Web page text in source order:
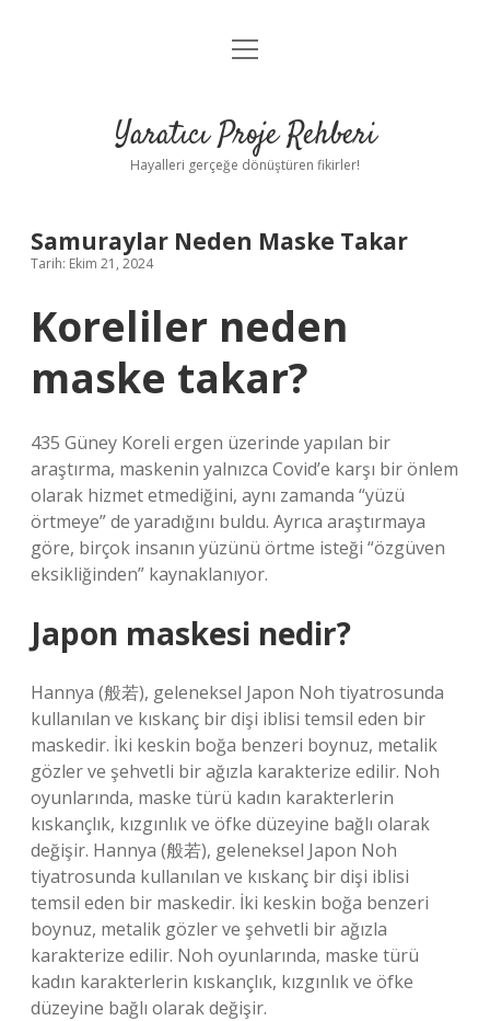
Anasayfa
Yasal Uyarı
menüyü
Yaratıcı Proje Rehberi
Hayalleri gerçeğe dönüştüren fikirler!
Samuraylar Neden Maske Takar
Tarih: Ekim 21, 2024
Koreliler neden
maske takar?
435 Güney Koreli ergen üzerinde yapılan bir
araştırma, maskenin yalnızca Covid’e karşı bir önlem
olarak hizmet etmediğini, aynı zamanda “yüzü
örtmeye” de yaradığını buldu. Ayrıca araştırmaya
göre, birçok insanın yüzünü örtme isteği “özgüven
eksikliğinden” kaynaklanıyor.
Japon maskesi nedir?
Hannya (般若), geleneksel Japon Noh tiyatrosunda
kullanılan ve kıskanç bir dişi iblisi temsil eden bir
maskedir. İki keskin boğa benzeri boynuz, metalik
gözler ve şehvetli bir ağızla karakterize edilir. Noh
oyunlarında, maske türü kadın karakterlerin
kıskançlık, kızgınlık ve öfke düzeyine bağlı olarak
değişir. Hannya (般若), geleneksel Japon Noh
tiyatrosunda kullanılan ve kıskanç bir dişi iblisi
temsil eden bir maskedir. İki keskin boğa benzeri
boynuz, metalik gözler ve şehvetli bir ağızla
karakterize edilir. Noh oyunlarında, maske türü
kadın karakterlerin kıskançlık, kızgınlık ve öfke
düzeyine bağlı olarak değişir.